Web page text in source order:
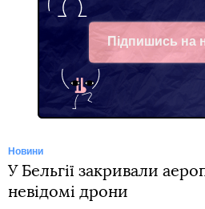
Підпишись на
Facebook
Новини
У Бельгії закривали
невідомі дрони